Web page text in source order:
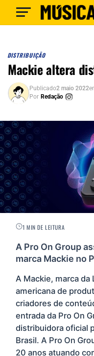
DISTRIBUIÇÃO
Mackie altera
Publicado2 maio 2022
Por Redação
1 MIN DE LEITURA
A Pro On Group
marca Mackie no
A Mackie, marca da
americana de
criadores de
entrada da Pro On
distribuidora oficial
Brasil. A Pro On
20 anos atuando